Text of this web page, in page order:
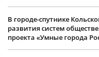
В городе-спутнике
развития систем
проекта «Умные города